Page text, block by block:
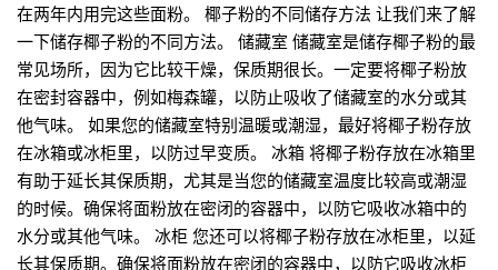
在两年内用完这些面粉。 椰子粉的不同储存方法 让我们来了解
一下储存椰子粉的不同方法。 储藏室 储藏室是储存椰子粉的最
常见场所，因为它比较干燥，保质期很长。一定要将椰子粉放
在密封容器中，例如梅森罐，以防止吸收了储藏室的水分或其
他气味。 如果您的储藏室特别温暖或潮湿，最好将椰子粉存放
在冰箱或冰柜里，以防过早变质。 冰箱 将椰子粉存放在冰箱里
有助于延长其保质期，尤其是当您的储藏室温度比较高或潮湿
的时候。确保将面粉放在密闭的容器中，以防它吸收冰箱中的
水分或其他气味。 冰柜 您还可以将椰子粉存放在冰柜里，以延
长其保质期。确保将面粉放在密闭的容器中，以防它吸收冰柜